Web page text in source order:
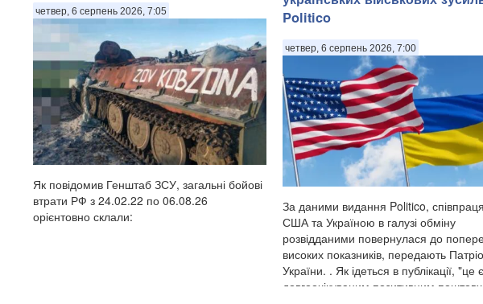
четвер, 6 серпень 2026, 7:05
Як повідомив Генштаб ЗСУ, загальні бойові
втрати РФ з 24.02.22 по 06.08.26
орієнтовно склали:
Politico
четвер, 6 серпень 2026, 7:00
За даними видання Politico,
США та Україною в галузі обміну
розвідданими повернулася до
високих показників, передають
України. . Як ідеться в публікації, "це є
довгоочікуваним позитивним